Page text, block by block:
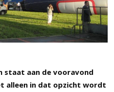
staat aan de vooravond
alleen in dat opzicht wordt